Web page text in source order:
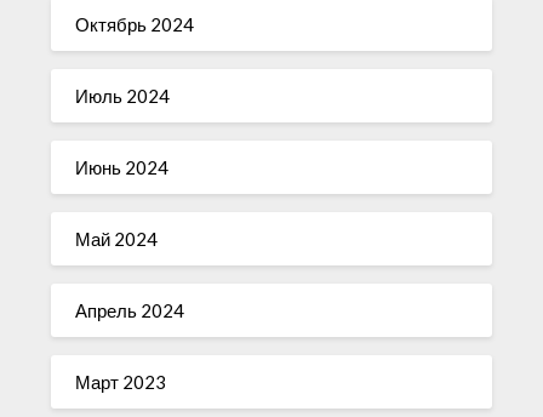
Октябрь 2024
Июль 2024
Июнь 2024
Май 2024
Апрель 2024
Март 2023